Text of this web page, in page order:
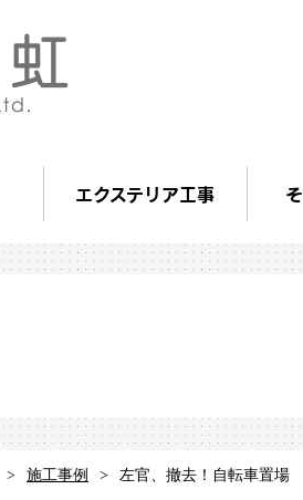
エクステリア工事
施工事例 左官、撤去！自転車置場